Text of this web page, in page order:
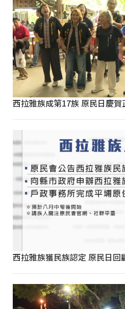
西拉雅族成第17族 原民日慶賀
西拉雅族獲民族認定 原民日回